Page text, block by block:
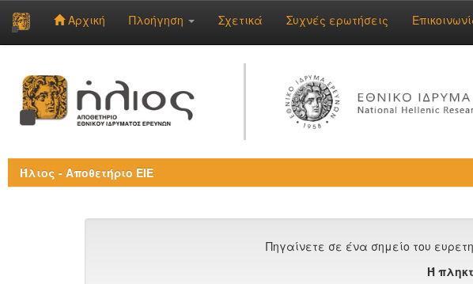
navigation
Αρχική Πλοήγηση Σχετικά Συχνές ερωτήσεις
Ήλιος - Αποθετήριο ΕΙΕ
Πηγαίνετε σε ένα σημείο του
Ή